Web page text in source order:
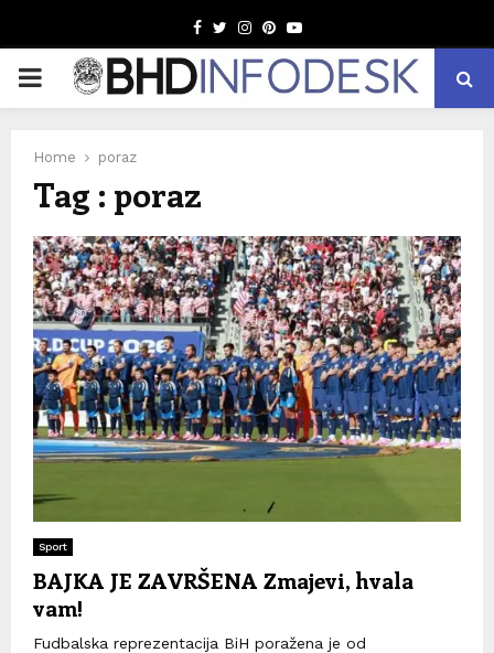
Facebook
TwitterInstagram
Pinterest
Youtube
PRIMARY
Home poraz
Tag : poraz
Sport
BAJKA JE ZAVRŠENA Zmajevi, hvala
vam!
Fudbalska reprezentacija BiH poražena je od